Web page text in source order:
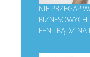
NIE PRZEGAP
EEN I BĄDŹ NA